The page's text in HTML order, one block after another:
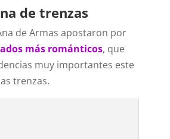
de trenzas
de Armas apostaron por
más románticos, que
muy importantes este
trenzas.